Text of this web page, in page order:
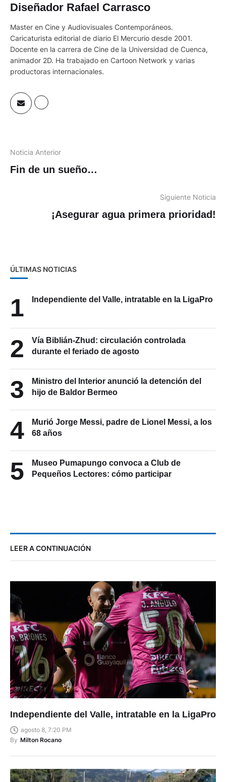
Diseñador Rafael Carrasco
Master en Cine y Audiovisuales Contemporáneos.
Caricaturista editorial de diario El Mercurio desde 2001.
Docente en la carrera de Cine de la Universidad de Cuenca,
animador 2D. Ha trabajado en Cartoon Network y varias
productoras internacionales.
Noticia Anterior
Fin de un sueño…
Siguiente Noticia
¡Asegurar agua primera prioridad!
ÚLTIMAS NOTICIAS
1 Independiente del Valle, intratable en la LigaPro
2
Vía Biblián-Zhud: circulación controlada
durante el feriado de agosto
3
Ministro del Interior anunció la detención del
hijo de Baldor Bermeo
4
Murió Jorge Messi, padre de Lionel Messi, a los
68 años
5
Museo Pumapungo convoca a Club de
Pequeños Lectores: cómo participar
LEER A CONTINUACIÓN
Independiente del Valle, intratable en la LigaPro
agosto 8, 7:20 PM
By Milton Rocano